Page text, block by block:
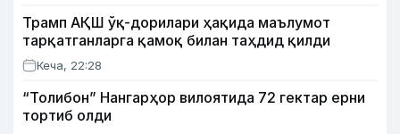
Трамп АҚШ ўқ-дорилари ҳақида маълумот
тарқатганларга қамоқ билан таҳдид қилди
Кеча, 22:28
“Толибон” Нангарҳор вилоятида 72 гектар ерни
тортиб олди